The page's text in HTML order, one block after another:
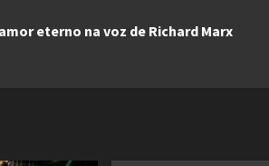
eterno na voz de Richard Marx